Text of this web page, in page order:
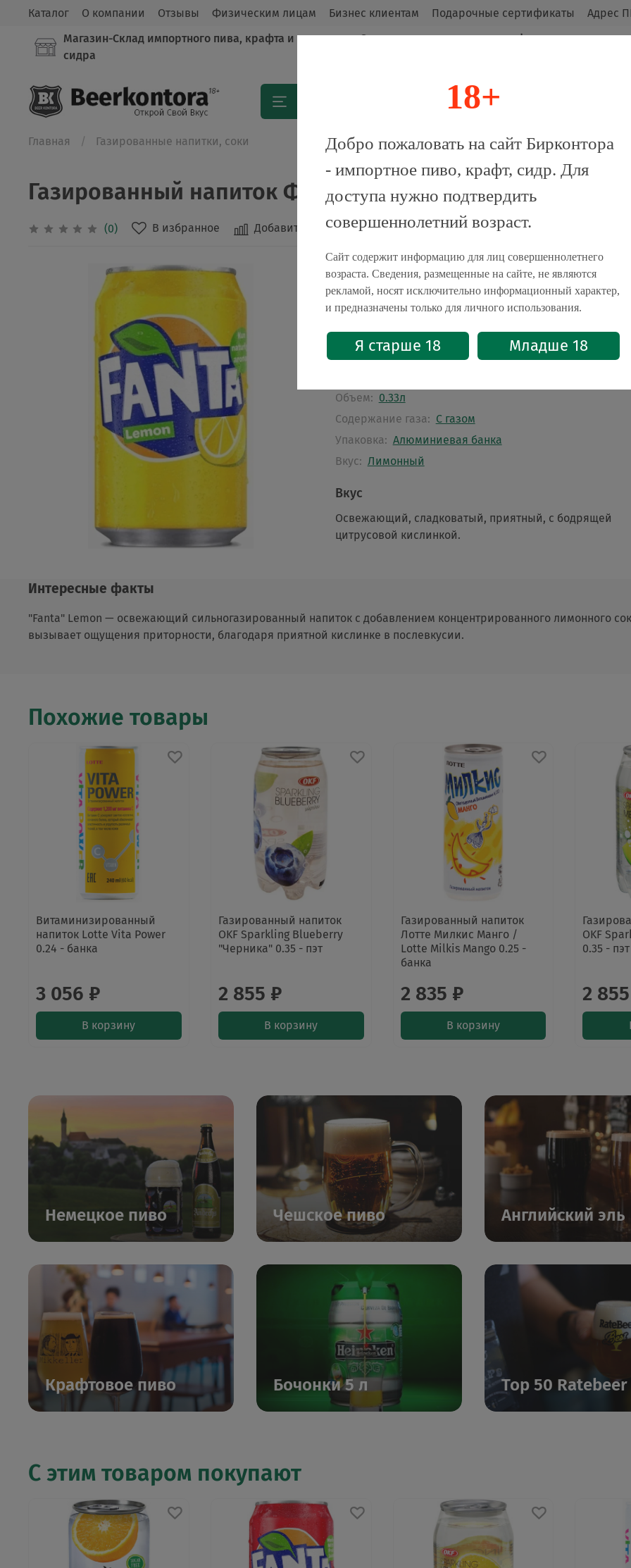
Каталог О компании Отзывы Физическим лицам Бизнес клиентам Подарочные сертификаты
Адрес
Магазин-Склад импортного пива, крафта и
сидра
Оригинальные продукты от официальных
Главная Газированные напитки, соки
Газированный напиток Фанта Лимон / Fanta Lemon
(0) В избранное Добавить в сравнение
Единиц в одном товаре, шт:
24
Характеристики
Бренд:
Fanta
Объем: 0.33л
Содержание газа: С газом
Упаковка: Алюминиевая банка
Вкус: Лимонный
Вкус
Освежающий, сладковатый, приятный, с бодрящей
цитрусовой кислинкой.
Интересные факты
"Fanta" Lemon — освежающий сильногазированный напиток с добавлением концентрированного лимонного
вызывает ощущения приторности, благодаря приятной кислинке в послевкусии.
Похожие товары
Витаминизированный
напиток Lotte Vita Power
0.24 - банка
3 056 ₽
В корзину
Газированный напиток
OKF Sparkling Blueberry
"Черника" 0.35 - пэт
2 855 ₽
В корзину
Газированный напиток
Лотте Милкис Манго /
Lotte Milkis Mango 0.25 -
банка
2 835 ₽
В корзину
OKF
0.35 - пэт
2
Немецкое пиво Чешское пиво Английский эль
Крафтовое пиво Бочонки 5 л Top 50 Ratebeer
С этим товаром покупают
18+
Добро пожаловать на сайт Бирконтора
- импортное пиво, крафт, сидр. Для
доступа нужно подтвердить
совершеннолетний возраст.
Сайт содержит информацию для лиц совершеннолетнего
возраста. Сведения, размещенные на сайте, не являются
рекламой, носят исключительно информационный характер,
и предназначены только для личного использования.
Я старше 18 Младше 18